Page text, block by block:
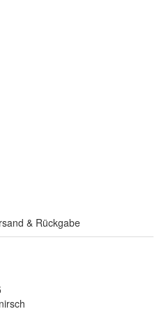
& Rückgabe